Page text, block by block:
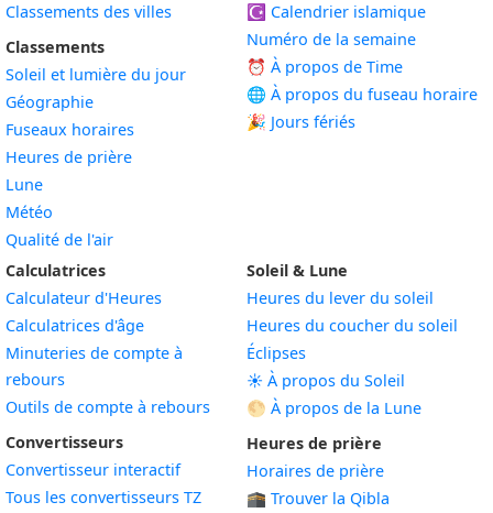
Classements des villes
Classements
Soleil et lumière du jour
Géographie
Fuseaux horaires
Heures de prière
Lune
Météo
Qualité de l'air
☪️ Calendrier islamique
Numéro de la semaine
⏰ À propos de Time
🌐 À propos du fuseau horaire
🎉 Jours fériés
Calculatrices
Calculateur d'Heures
Calculatrices d'âge
Minuteries de compte à
rebours
Outils de compte à rebours
Convertisseurs
Convertisseur interactif
Tous les convertisseurs TZ
Soleil & Lune
Heures du lever du soleil
Heures du coucher du soleil
Éclipses
☀️ À propos du Soleil
🌕 À propos de la Lune
Heures de prière
Horaires de prière
🕋 Trouver la Qibla